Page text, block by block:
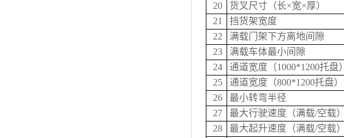
20
货叉尺寸（长×宽×厚）
21
挡货架宽度
22
满载门架下方离地间隙
23
满载车体最小间隙
24
通道宽度（1000*1200托盘）
25
通道宽度（800*1200托盘）
26
最小转弯半径
27
最大行驶速度（满载/空载）
28
最大起升速度（满载/空载）